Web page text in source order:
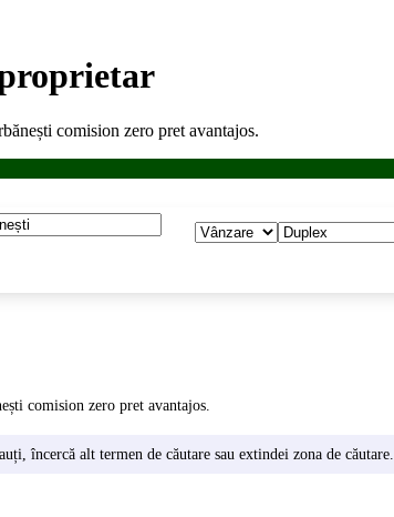
comision zero pret avantajos.
comision zero pret avantajos.
încercă alt termen de căutare sau extindei zona de căutare.